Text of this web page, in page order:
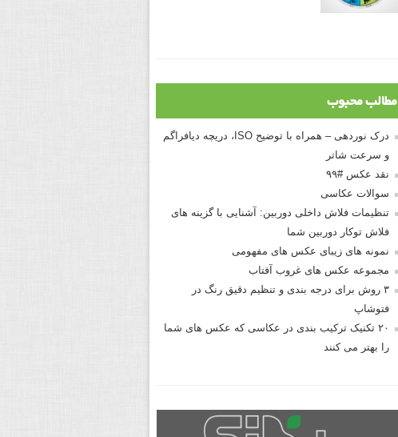
مطالب محبوب
درک نوردهی – همراه با توضیح ISO، دریچه دیافراگم
و سرعت شاتر
نقد عکس #۹۹
سوالات عکاسی
تنظیمات فلاش داخلی دوربین: آشنایی با گزینه های
فلاش توکار دوربین شما
نمونه های زیبای عکس های مفهومی
مجموعه عکس های غروب آفتاب
۳ روش برای درجه بندی و تنظیم دقیق رنگ در
فتوشاپ
۲۰ تکنیک ترکیب بندی در عکاسی که عکس های شما
را بهتر می کنند